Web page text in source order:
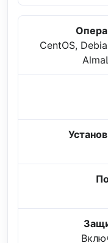
CentOS,